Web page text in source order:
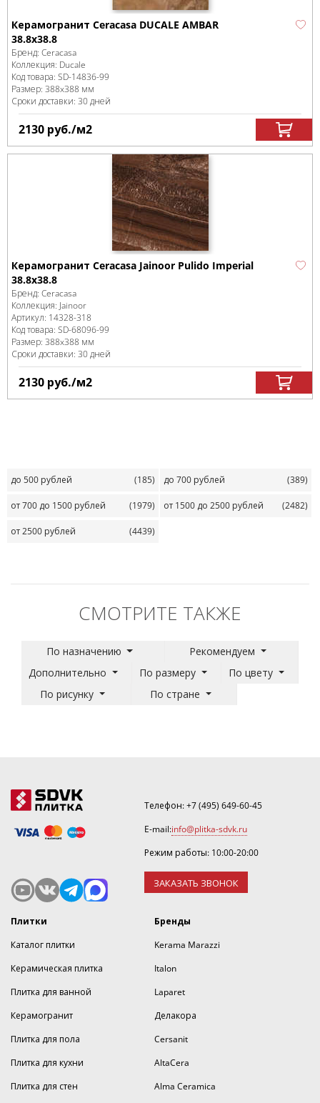
Керамогранит Ceracasa DUCALE AMBAR
38.8x38.8
Бренд: Ceracasa
Коллекция: Ducale
Код товара: SD-14836-99
Размер: 388x388 мм
Сроки доставки: 30 дней
2130 руб./м2
Керамогранит Ceracasa Jainoor Pulido Imperial
38.8x38.8
Бренд: Ceracasa
Коллекция: Jainoor
Артикул: 14328-318
Код товара: SD-68096-99
Размер: 388x388 мм
Сроки доставки: 30 дней
2130 руб./м2
до 500 рублей (185) до 700 рублей (389)
от 700 до 1500 рублей (1979) от 1500 до 2500 рублей (2482)
от 2500 рублей (4439)
СМОТРИТЕ ТАКЖЕ
По назначению
Рекомендуем
Дополнительно
По размеру
По цвету
По рисунку
По стране
Телефон:+7 (495) 649-60-45
E-mail:info@plitka-sdvk.ru
Режим работы: 10:00-20:00
ЗАКАЗАТЬ ЗВОНОК
Плитки
Каталог плитки
Керамическая плитка
Плитка для ванной
Керамогранит
Плитка для пола
Плитка для кухни
Плитка для стен
Бренды
Kerama Marazzi
Italon
Laparet
Делакора
Cersanit
AltaCera
Alma Ceramica